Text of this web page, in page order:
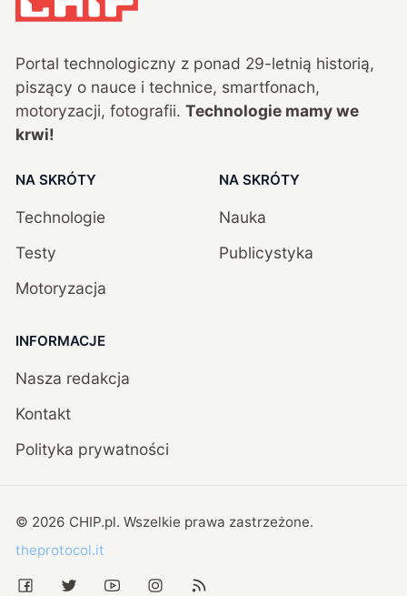
Portal technologiczny z ponad 29-letnią historią,
piszący o nauce i technice, smartfonach,
motoryzacji, fotografii. Technologie mamy we
krwi!
NA SKRÓTY
Technologie
Testy
Motoryzacja
NA SKRÓTY
Nauka
Publicystyka
INFORMACJE
Nasza redakcja
Kontakt
Polityka prywatności
© 2026 CHIP.pl. Wszelkie prawa zastrzeżone.
theprotocol.it